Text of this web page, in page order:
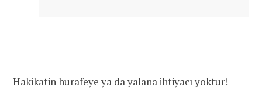
Hakikatin hurafeye ya da yalana ihtiyacı yoktur!